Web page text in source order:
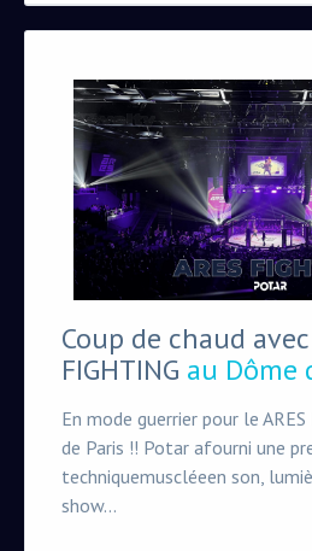
Coup de chaud avec
FIGHTING au Dôme
En mode guerrier pour le
de Paris !! Potar afourni une
techniquemuscléeen son,
show...